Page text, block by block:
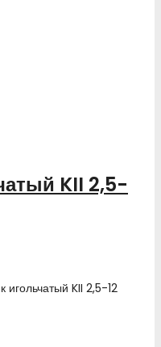
KII 2,5-
игольчатый KII 2,5-12